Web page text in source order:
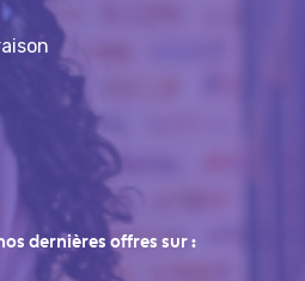
dernières offres sur :